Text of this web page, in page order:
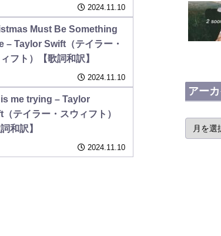
2024.11.10
Must Be Something
– Taylor Swift（テイラー・
フト）【歌詞和訳】
2024.11.10
me trying – Taylor
テイラー・スウィフト）
詞和訳】
2024.11.10
アー